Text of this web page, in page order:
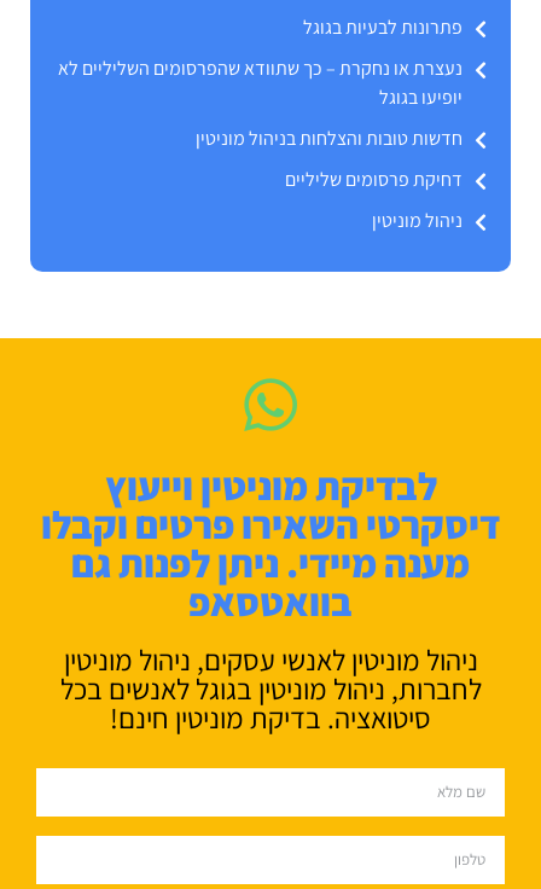
פתרונות לבעיות בגוגל
נעצרת או נחקרת – כך שתוודא שהפרסומים השליליים לא
יופיעו בגוגל
חדשות טובות והצלחות בניהול מוניטין
דחיקת פרסומים שליליים
ניהול מוניטין
לבדיקת מוניטין וייעוץ
דיסקרטי השאירו פרטים וקבלו
מענה מיידי. ניתן לפנות גם
בוואטסאפ
ניהול מוניטין לאנשי עסקים, ניהול מוניטין
לחברות, ניהול מוניטין בגוגל לאנשים בכל
סיטואציה. בדיקת מוניטין חינם!